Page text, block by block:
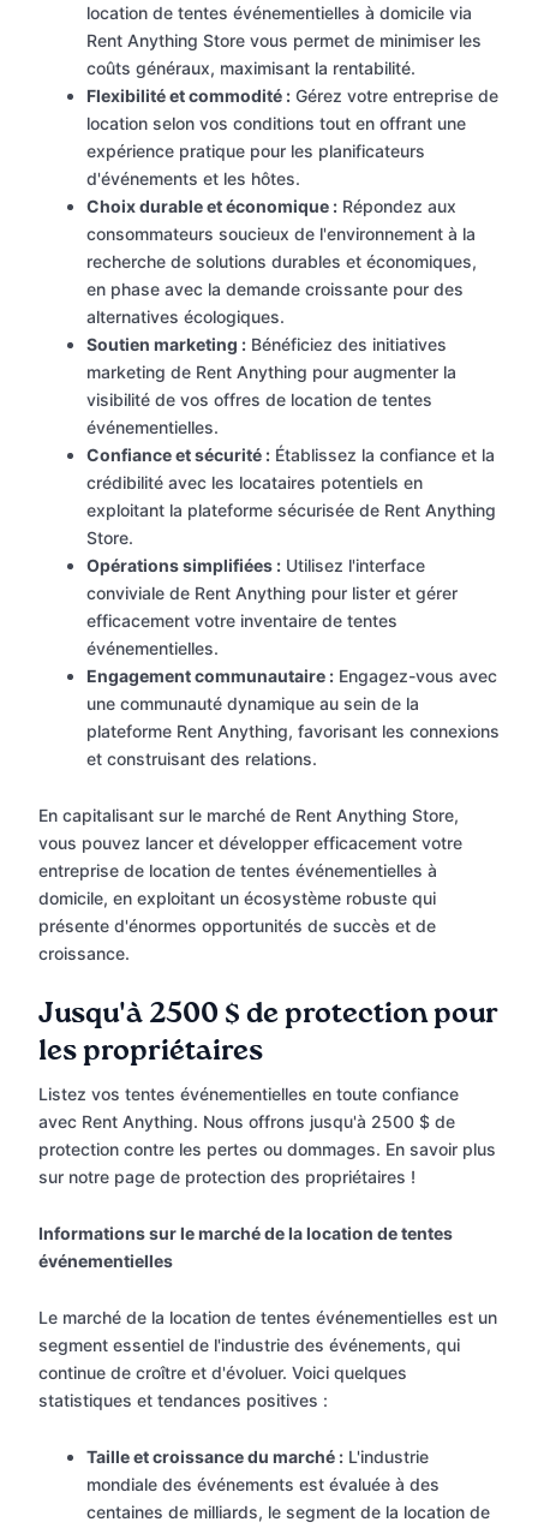
location de tentes événementielles à domicile via
Rent Anything Store vous permet de minimiser les
coûts généraux, maximisant la rentabilité.
Flexibilité et commodité : Gérez votre entreprise de
location selon vos conditions tout en offrant une
expérience pratique pour les planificateurs
d'événements et les hôtes.
Choix durable et économique : Répondez aux
consommateurs soucieux de l'environnement à la
recherche de solutions durables et économiques,
en phase avec la demande croissante pour des
alternatives écologiques.
Soutien marketing : Bénéficiez des initiatives
marketing de Rent Anything pour augmenter la
visibilité de vos offres de location de tentes
événementielles.
Confiance et sécurité : Établissez la confiance et la
crédibilité avec les locataires potentiels en
exploitant la plateforme sécurisée de Rent Anything
Store.
Opérations simplifiées : Utilisez l'interface
conviviale de Rent Anything pour lister et gérer
efficacement votre inventaire de tentes
événementielles.
Engagement communautaire : Engagez-vous avec
une communauté dynamique au sein de la
plateforme Rent Anything, favorisant les connexions
et construisant des relations.
En capitalisant sur le marché de Rent Anything Store,
vous pouvez lancer et développer efficacement votre
entreprise de location de tentes événementielles à
domicile, en exploitant un écosystème robuste qui
présente d'énormes opportunités de succès et de
croissance.
Jusqu'à 2500 $ de protection pour
les propriétaires
Listez vos tentes événementielles en toute confiance
avec Rent Anything. Nous offrons jusqu'à 2500 $ de
protection contre les pertes ou dommages. En savoir plus
sur notre page de protection des propriétaires !
Informations sur le marché de la location de tentes
événementielles
Le marché de la location de tentes événementielles est un
segment essentiel de l'industrie des événements, qui
continue de croître et d'évoluer. Voici quelques
statistiques et tendances positives :
Taille et croissance du marché : L'industrie
mondiale des événements est évaluée à des
centaines de milliards, le segment de la location de